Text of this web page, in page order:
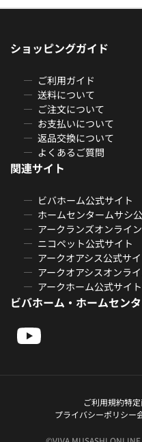
ショッピングガイド
ご利用ガイド
送料について
ご注文について
お支払いについて
返品交換について
よくあるご質問
関連サイト
ビバホーム公式サイト
ホームセンタームサシ
アークランズオンライン
ニコペット公式サイト
アークオアシス公式サ
アークオアシスオンラ
アークホーム公式サイト
ビバホーム・ホームセン
ご利用規約特
プライバシーポリシー